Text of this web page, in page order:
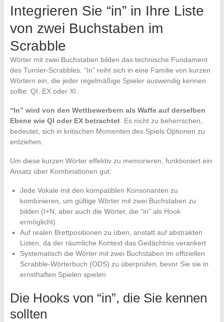
Integrieren Sie “in” in Ihre Liste
von zwei Buchstaben im
Scrabble
Wörter mit zwei Buchstaben bilden das technische Fundament
des Turnier-Scrabbles. “In” reiht sich in eine Familie von kurzen
Wörtern ein, die jeder regelmäßige Spieler auswendig kennen
sollte: QI, EX oder XI.
“In” wird von den Wettbewerbern als Waffe auf derselben
Ebene wie QI oder EX betrachtet. Es nicht zu beherrschen,
bedeutet, sich in kritischen Momenten des Spiels Optionen zu
entziehen.
Um diese kurzen Wörter effektiv zu memorieren, funktioniert ein
Ansatz über Kombinationen gut:
Jede Vokale mit den kompatiblen Konsonanten zu
kombinieren, um gültige Wörter mit zwei Buchstaben zu
bilden (I+N, aber auch die Wörter, die “in” als Hook
ermöglicht)
Auf realen Brettpositionen zu üben, anstatt auf abstrakten
Listen, da der räumliche Kontext das Gedächtnis verankert
Systematisch die Wörter mit zwei Buchstaben im offiziellen
Scrabble-Wörterbuch (ODS) zu überprüfen, bevor Sie sie in
ernsthaften Spielen spielen
Die Hooks von “in”, die Sie kennen
sollten